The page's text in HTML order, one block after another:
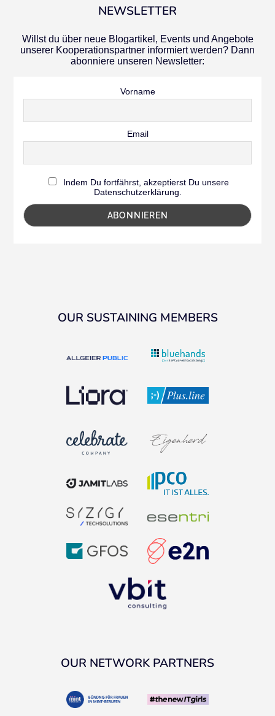
NEWSLETTER
Willst du über neue Blogartikel, Events und Angebote
unserer Kooperationspartner informiert werden? Dann
abonniere unseren Newsletter:
Vorname
Email
Indem Du fortfährst, akzeptierst Du unsere
Datenschutzerklärung.
OUR SUSTAINING MEMBERS
OUR NETWORK PARTNERS